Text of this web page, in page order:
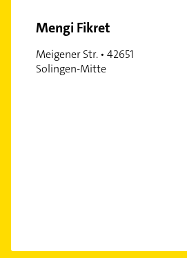
Mengi Fikret
Meigener Str. • 42651
Solingen-Mitte